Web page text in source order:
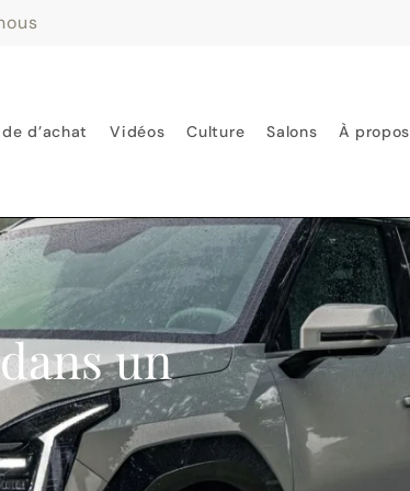
d’achat Vidéos Culture Salons À propos
un